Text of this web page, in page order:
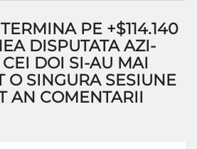
PE +$114.140
DISPUTATA AZI-
DOI SI-AU MAI
O SINGURA SESIUNE
AN COMENTARII